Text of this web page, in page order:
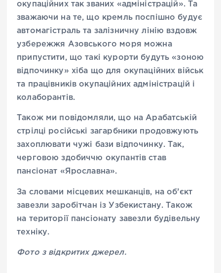
окупаційних так званих «адміністрацій». Та
зважаючи на те, що кремль поспішно будує
автомагістраль та залізничну лінію вздовж
узбережжя Азовського моря можна
припустити, що такі курорти будуть «зоною
відпочинку» хіба що для окупаційних військ
та працівників окупаційних адміністрацій і
колаборантів.
Також ми повідомляли, що на Арабатській
стрілці російські загарбники продовжують
захоплювати чужі бази відпочинку. Так,
черговою здобиччю окупантів став
пансіонат «Ярославна».
За словами місцевих мешканців, на об’єкт
завезли заробітчан із Узбекистану. Також
на території пансіонату завезли будівельну
техніку.
Фото з відкритих джерел.